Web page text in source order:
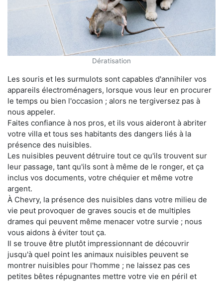
Dératisation
Les souris et les surmulots sont capables d'annihiler vos
appareils électroménagers, lorsque vous leur en procurer
le temps ou bien l'occasion ; alors ne tergiversez pas à
nous appeler.
Faites confiance à nos pros, et ils vous aideront à abriter
votre villa et tous ses habitants des dangers liés à la
présence des nuisibles.
Les nuisibles peuvent détruire tout ce qu'ils trouvent sur
leur passage, tant qu'ils sont à même de le ronger, et ça
inclus vos documents, votre chéquier et même votre
argent.
À Chevry, la présence des nuisibles dans votre milieu de
vie peut provoquer de graves soucis et de multiples
drames qui peuvent même menacer votre survie ; nous
vous aidons à éviter tout ça.
Il se trouve être plutôt impressionnant de découvrir
jusqu'à quel point les animaux nuisibles peuvent se
montrer nuisibles pour l'homme ; ne laissez pas ces
petites bêtes répugnantes mettre votre vie en péril et